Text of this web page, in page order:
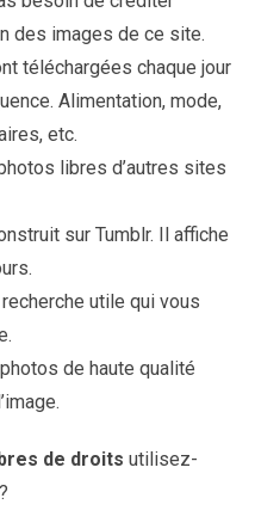
des images de ce site.
téléchargées chaque jour
Alimentation, mode,
etc.
libres d’autres sites
sur Tumblr. Il affiche
utile qui vous
de haute qualité
de droits utilisez-